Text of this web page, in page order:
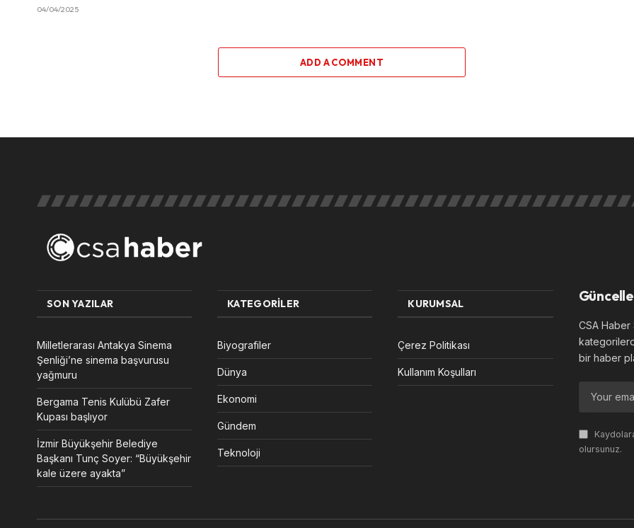
04/04/2025
ADD A COMMENT
SON YAZILAR
Milletlerarası Antakya Sinema
Şenliği’ne sinema başvurusu
yağmuru
Bergama Tenis Kulübü Zafer
Kupası başlıyor
İzmir Büyükşehir Belediye
Başkanı Tunç Soyer: “Büyükşehir
kale üzere ayakta”
KATEGORILER
Biyografiler
Dünya
Ekonomi
Gündem
Teknoloji
KURUMSAL
Çerez Politikası
Kullanım Koşulları
CSA
bir haber
olursunuz.